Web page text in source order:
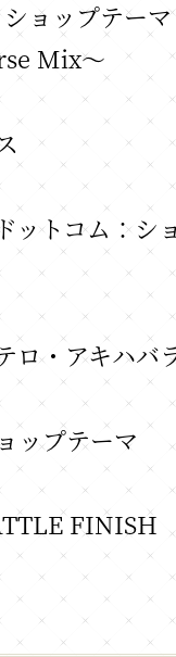
ョップテーマ
Mix～
ットコム：シ
ロ・アキハバ
ップテーマ
FINISH